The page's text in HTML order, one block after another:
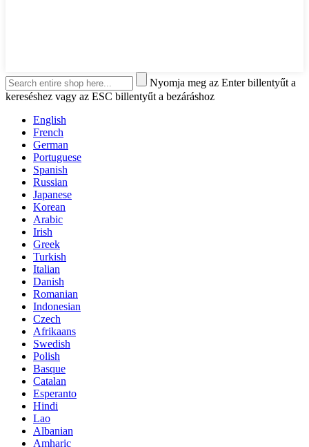
Nyomja meg az Enter billentyűt a
kereséshez vagy az ESC billentyűt a bezáráshoz
English
French
German
Portuguese
Spanish
Russian
Japanese
Korean
Arabic
Irish
Greek
Turkish
Italian
Danish
Romanian
Indonesian
Czech
Afrikaans
Swedish
Polish
Basque
Catalan
Esperanto
Hindi
Lao
Albanian
Amharic